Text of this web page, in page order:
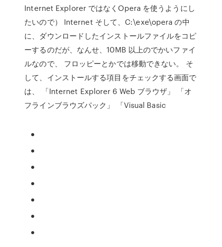
Internet Explorer ではなくOpera を使うようにし
たいので） Internet そして、C:\exe\opera の中
に、ダウンロードしたインストールファイルをコピ
ーするのだが、なんせ、10MB 以上のでかいファイ
ルなので、 フロッピーとかでは移動できない。 そ
して、インストールする項目をチェックする画面で
は、 「Internet Explorer 6 Web ブラウザ」 「オ
フラインブラウズパック」 「Visual Basic